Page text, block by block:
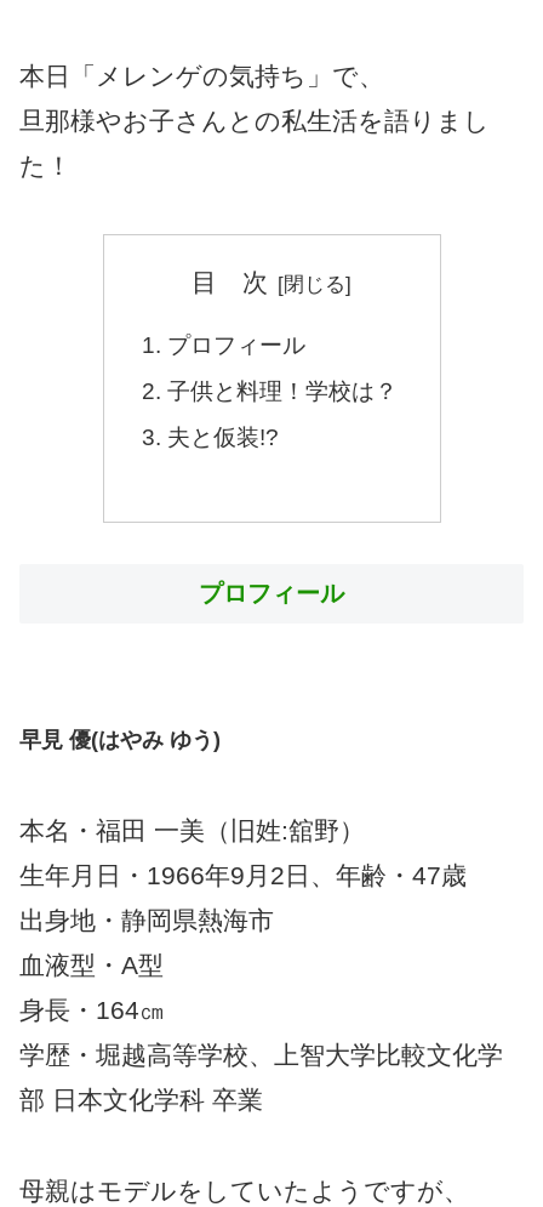
本日「メレンゲの気持ち」で、
旦那様やお子さんとの私生活を語りまし
た！
目 次
プロフィール
子供と料理！学校は？
夫と仮装!?
プロフィール
早見 優(はやみ ゆう)
本名・福田 一美（旧姓:舘野）
生年月日・1966年9月2日、年齢・47歳
出身地・静岡県熱海市
血液型・A型
身長・164㎝
学歴・堀越高等学校、上智大学比較文化学
部 日本文化学科 卒業
母親はモデルをしていたようですが、